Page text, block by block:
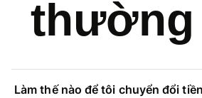
thường
Làm thế nào để tôi chuyển đổi tiền